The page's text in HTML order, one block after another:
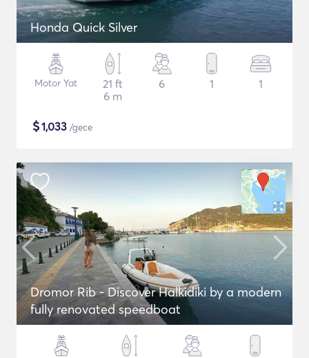
Honda Quick Silver
Motor Yat
21 ft
6 m
6 1 1
$1,033 /gece
Dromor Rib - Discover Halkidiki by a modern
fully renovated speedboat